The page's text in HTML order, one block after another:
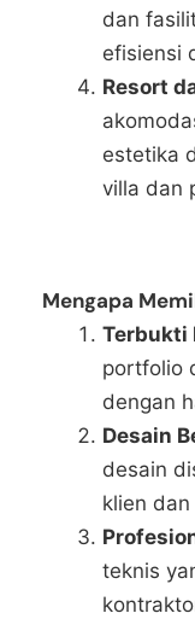
dan
efisiensi
Resort
estetika
villa dan
Mengapa
Terbukti
portfolio
dengan
Desain
desain
klien
teknis